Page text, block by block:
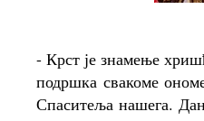
- Крст је знамење
подршка свакоме
Спаситеља нашега.